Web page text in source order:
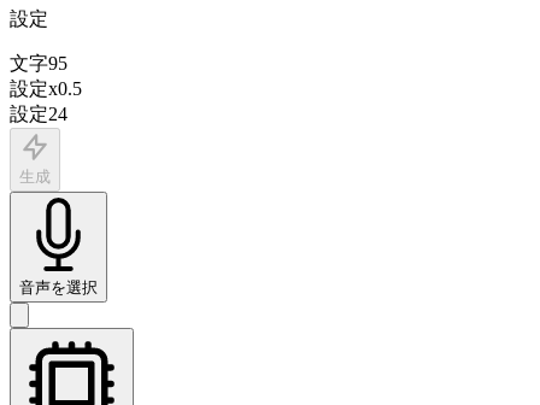
設定
文字95
設定x0.5
設定24
生成
音声を選択